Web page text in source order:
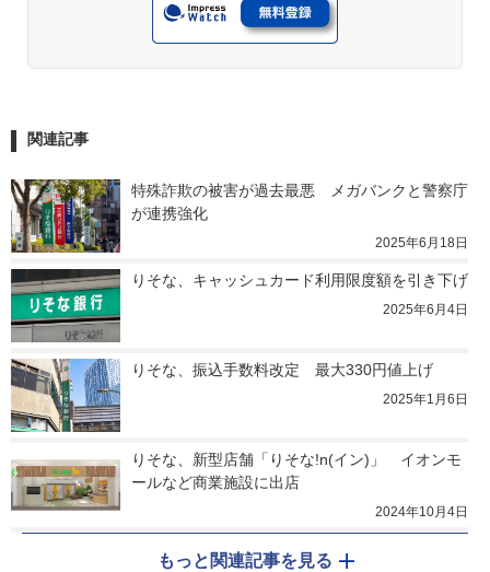
関連記事
特殊詐欺の被害が過去最悪　メガバンクと警察庁
が連携強化
2025年6月18日
りそな、キャッシュカード利用限度額を引き下げ
2025年6月4日
りそな、振込手数料改定　最大330円値上げ
2025年1月6日
りそな、新型店舗「りそな!n(イン)」　イオンモ
ールなど商業施設に出店
2024年10月4日
もっと関連記事を見る